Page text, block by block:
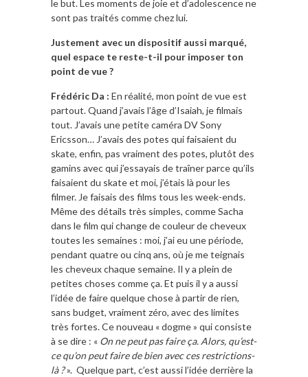
le but. Les moments de joie et d’adolescence ne
sont pas traités comme chez lui.
Justement avec un dispositif aussi marqué,
quel espace te reste-t-il pour imposer ton
point de vue ?
Frédéric Da : En réalité, mon point de vue est
partout. Quand j’avais l’âge d’Isaiah, je filmais
tout. J’avais une petite caméra DV Sony
Ericsson… J’avais des potes qui faisaient du
skate, enfin, pas vraiment des potes, plutôt des
gamins avec qui j’essayais de traîner parce qu’ils
faisaient du skate et moi, j’étais là pour les
filmer. Je faisais des films tous les week-ends.
Même des détails très simples, comme Sacha
dans le film qui change de couleur de cheveux
toutes les semaines : moi, j’ai eu une période,
pendant quatre ou cinq ans, où je me teignais
les cheveux chaque semaine. Il y a plein de
petites choses comme ça. Et puis il y a aussi
l’idée de faire quelque chose à partir de rien,
sans budget, vraiment zéro, avec des limites
très fortes. Ce nouveau « dogme » qui consiste
à se dire : « On ne peut pas faire ça. Alors, qu’est-
ce qu’on peut faire de bien avec ces restrictions-
là ?». Quelque part, c’est aussi l’idée derrière la